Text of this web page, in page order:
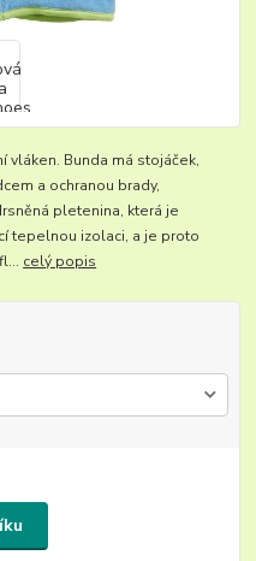
vláken. Bunda má stojáček,
a ochranou brady,
pletenina, která je
tepelnou izolaci, a je proto
celý popis